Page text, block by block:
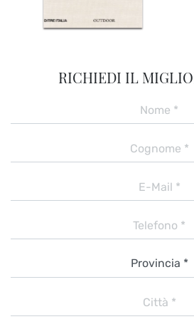
RICHIEDI IL